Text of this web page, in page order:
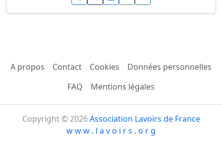
A propos Contact Cookies
Données personnelles
FAQ
Mentions légales
Copyright © 2026Association Lavoirs de France
w w w . l a v o i r s . o r g